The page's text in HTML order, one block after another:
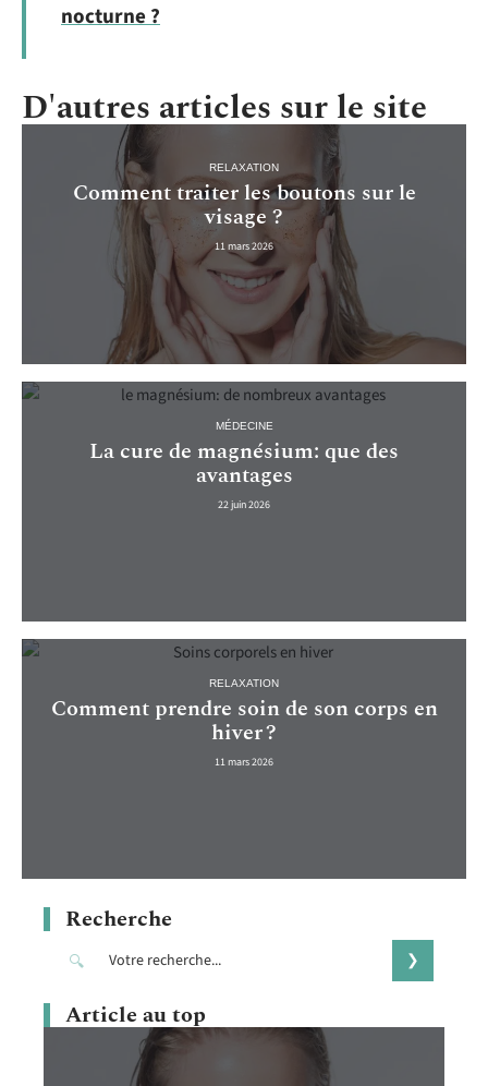
nocturne ?
D'autres articles sur le site
RELAXATION
Comment traiter les boutons sur le
visage ?
11 mars 2026
MÉDECINE
La cure de magnésium: que des
avantages
22 juin 2026
RELAXATION
Comment prendre soin de son corps en
hiver ?
11 mars 2026
Recherche
Article au top